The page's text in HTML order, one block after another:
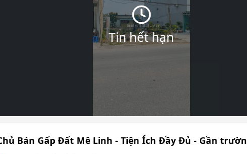
Tin hết hạn
Bán Gấp Đất Mê Linh - Tiện Ích Đầy Đủ - Gần